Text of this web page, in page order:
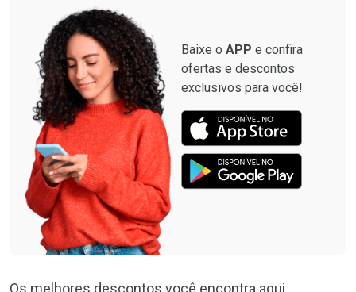
Baixe o APP e confira
ofertas e descontos
exclusivos para você!
Os melhores descontos você encontra aqui